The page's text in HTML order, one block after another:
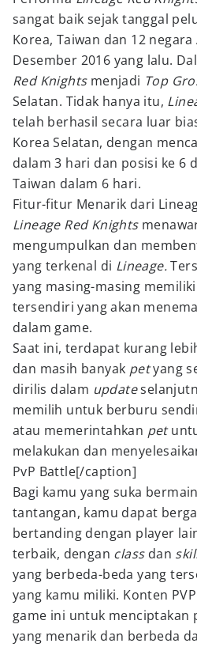
sangat baik sejak tanggal
Korea, Taiwan dan 12
Desember 2016 yang lalu.
Red Knightsmenjadi Top
Selatan. Tidak hanya itu,
telah berhasil secara luar
Korea Selatan, dengan
dalam 3 hari dan posisi ke 6
Taiwan dalam 6 hari.
Fitur-fitur Menarik dari
Lineage Red Knights
mengumpulkan dan
yang terkenal di Lineage.
yang masing-masing
tersendiri yang akan
dalam game.
Saat ini, terdapat kurang
dan masih banyak petyang
dirilis dalam update
memilih untuk berburu
atau memerintahkan pet
melakukan dan
PvP Battle[/caption]
Bagi kamu yang suka
tantangan, kamu dapat
bertanding dengan player
terbaik, dengan classdan
yang berbeda-beda yang
yang kamu miliki. Konten
game ini untuk menciptakan
yang menarik dan berbeda